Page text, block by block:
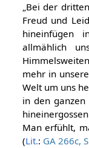
„Bei der
Freud und
hineinfügen
allmählich
mehr in
Welt um uns
in den ganzen
Man erfühlt,
(Lit.: GA 266c,